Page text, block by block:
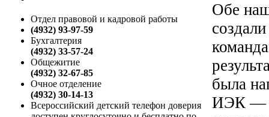
Отдел правовой и кадровой работы
(4932) 93-97-59
Бухгалтерия
(4932) 33-57-24
Общежитие
(4932) 32-67-85
Очное отделение
(4932) 30-14-13
Всероссийский детский телефон доверия
Обе
была
ИЭК — 2